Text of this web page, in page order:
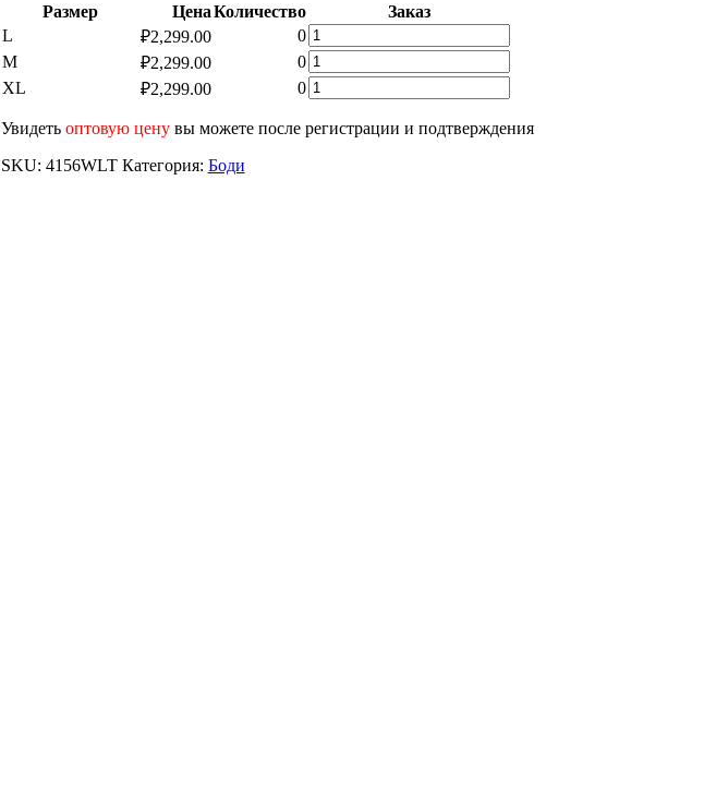
Размер ЦенаКоличество
Заказ
L
₽2,299.00 0 Количество
товара
Боди
WLT4156
M ₽2,299.00 0 Количество
товара
Боди
XL ₽2,299.00 0 Количество
товара
Боди
WLT4156
Увидеть оптовую ценувы можете после регистрации и подтверждения
SKU: 4156WLT Категория: Боди